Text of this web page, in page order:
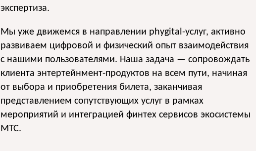
экспертиза.
Мы уже движемся в направлении phygital-услуг, активно
развиваем цифровой и физический опыт взаимодействия
с нашими пользователями. Наша задача — сопровождать
клиента энтертейнмент-продуктов на всем пути, начиная
от выбора и приобретения билета, заканчивая
представлением сопутствующих услуг в рамках
мероприятий и интеграцией финтех сервисов экосистемы
МТС.